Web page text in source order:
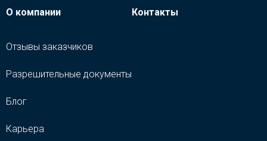
О компании
Отзывы заказчиков
Разрешительные документы
Блог
Карьера
Контакты